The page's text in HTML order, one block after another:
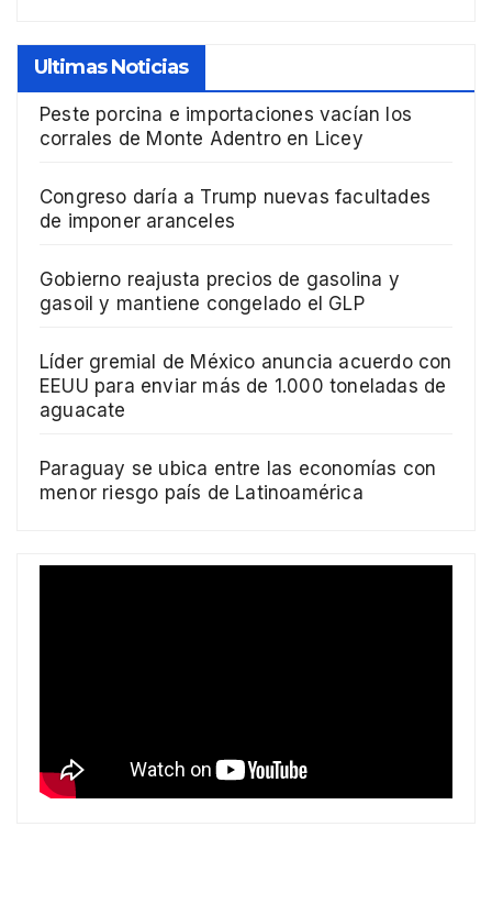
Ultimas Noticias
Peste porcina e importaciones vacían los
corrales de Monte Adentro en Licey
Congreso daría a Trump nuevas facultades
de imponer aranceles
Gobierno reajusta precios de gasolina y
gasoil y mantiene congelado el GLP
Líder gremial de México anuncia acuerdo con
EEUU para enviar más de 1.000 toneladas de
aguacate
Paraguay se ubica entre las economías con
menor riesgo país de Latinoamérica